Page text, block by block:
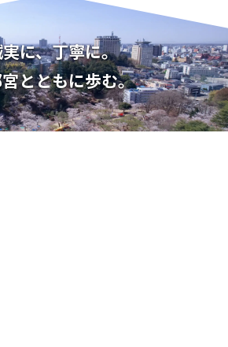
に、丁寧に。
とともに歩む。